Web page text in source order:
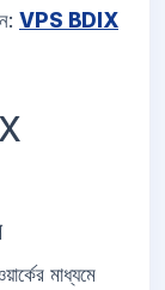
VPS BDIX
মাধ্যমে